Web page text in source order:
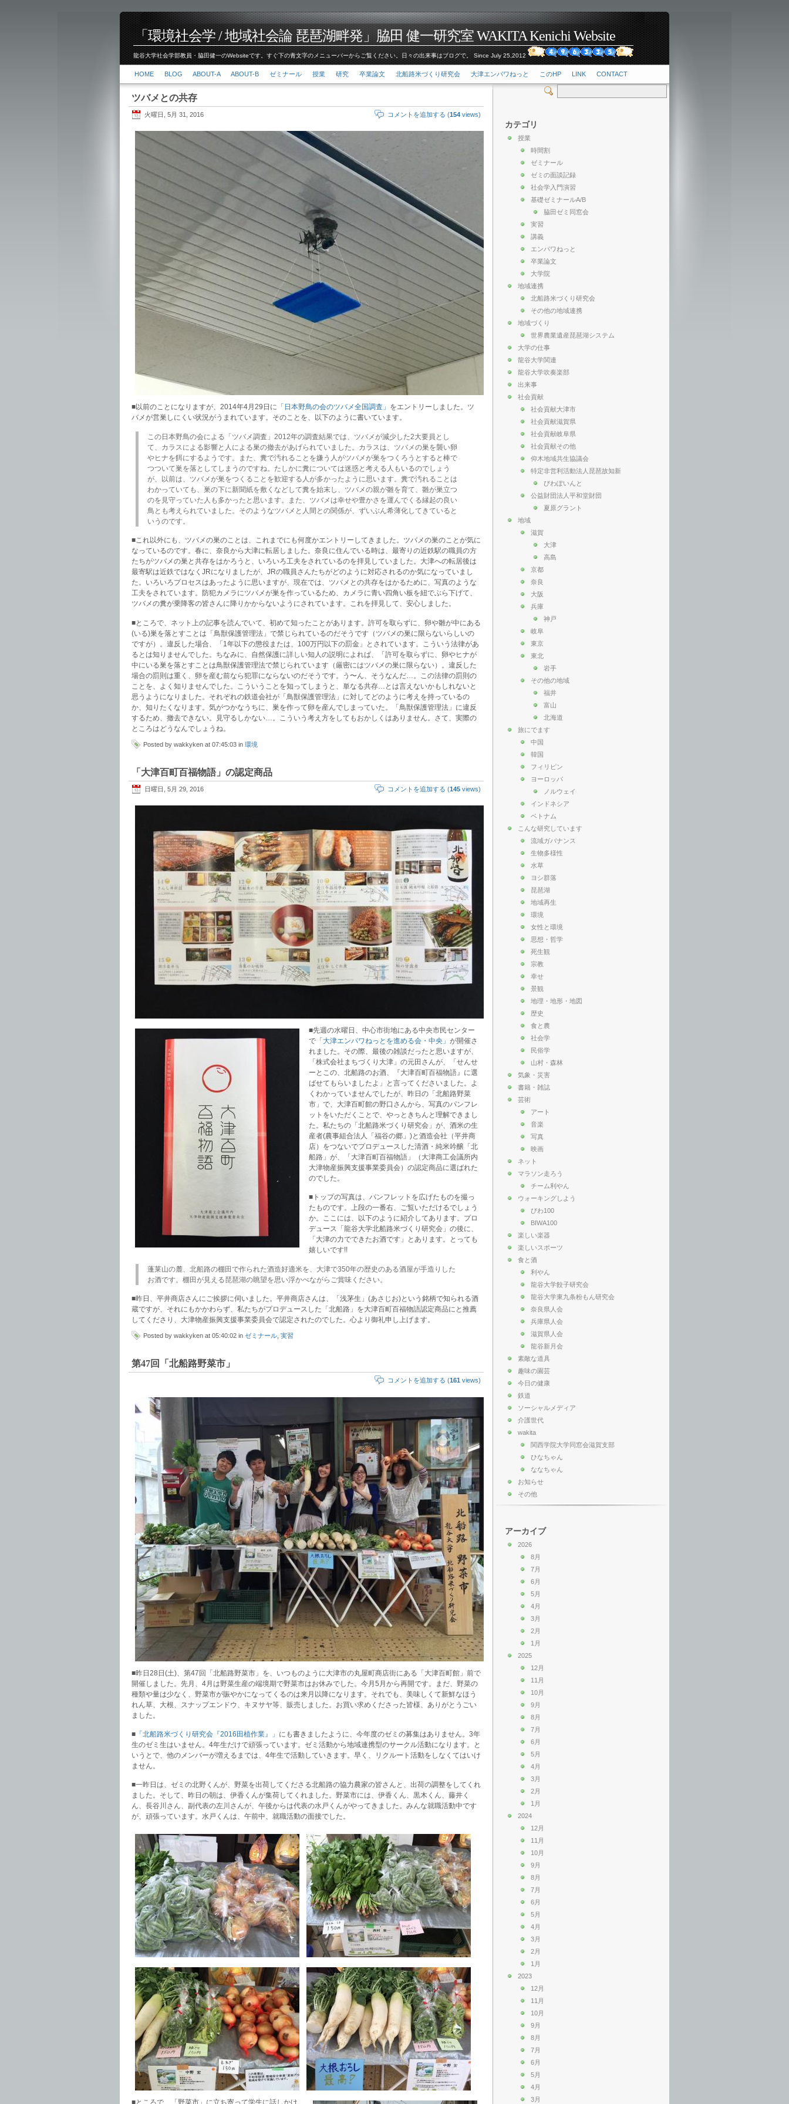
「環境社会学 / 地域社会論 琵琶湖畔発」脇田 健一研究室 WAKITA Kenichi Website
龍谷大学社会学部教員・脇田健一のWebsiteです。すぐ下の青文字のメニューバーからご覧ください。日々の出来事はブログで。 Since July 25,2012
HOME BLOG ABOUT-A ABOUT-B ゼミナール 授業 研究 卒業論文 北船路米づくり研究会 大津エンパワねっと このHP LINK CONTACT
ツバメとの共存
火曜日, 5月 31, 2016 コメントを追加する (154 views)
■以前のことになりますが、2014年4月29日に 「日本野鳥の会のツバメ全国調査」 をエントリーしました。ツ
バメが営巣しにくい状況がうまれています。そのことを、以下のように書いています。
この日本野鳥の会による「ツバメ調査」2012年の調査結果では、ツバメが減少した2大要員とし
て、カラスによる影響と人による巣の撤去があげられていました。カラスは、ツバメの巣を襲い卵
やヒナを餌にするようです。また、糞で汚れることを嫌う人がツバメが巣をつくろうとすると棒で
つついて巣を落としてしまうのですね。たしかに糞については迷惑と考える人もいるのでしょう
が、以前は、ツバメが巣をつくることを歓迎する人が多かったように思います。糞で汚れることは
わかっていても、巣の下に新聞紙を敷くなどして糞を始末し、ツバメの親が雛を育て、雛が巣立つ
のを見守っていた人も多かったと思います。また、ツバメは幸せや豊かさを運んでくる縁起の良い
鳥とも考えられていました。そのようなツバメと人間との関係が、ずいぶん希薄化してきていると
いうのです。
■これ以外にも、ツバメの巣のことは、これまでにも何度かエントリーしてきました。ツバメの巣のことが気に
なっているのです。春に、奈良から大津に転居しました。奈良に住んでいる時は、最寄りの近鉄駅の職員の方
たちがツバメの巣と共存をはかろうと、いろいろ工夫をされているのを拝見していました。大津への転居後は
最寄駅は近鉄ではなくJRになりましたが、JRの職員さんたちがどのように対応されるのか気になっていまし
た。いろいろプロセスはあったように思いますが、現在では、ツバメとの共存をはかるために、写真のような
工夫をされています。防犯カメラにツバメが巣を作っているため、カメラに青い四角い板を紐でぶら下げて、
ツバメの糞が乗降客の皆さんに降りかからないようにされています。これを拝見して、安心しました。
■ところで、ネット上の記事を読んでいて、初めて知ったことがあります。許可を取らずに、卵や雛が中にある
(いる)巣を落とすことは「鳥獣保護管理法」で禁じられているのだそうです（ツバメの巣に限らないらしいの
ですが）。違反した場合、「1年以下の懲役または、100万円以下の罰金」とされています。こういう法律があ
るとは知りませんでした。ちなみに、自然保護に詳しい知人の説明によれば、「許可を取らずに、卵やヒナが
中にいる巣を落とすことは鳥獣保護管理法で禁じられています（厳密にはツバメの巣に限らない）。違反した
場合の罰則は重く、卵を産む前なら犯罪にならないのだそうです。う〜ん、そうなんだ…。この法律の罰則の
ことを、よく知りませんでした。こういうことを知ってしまうと、単なる共存…とは言えないかもしれないと
思うようになりました。それぞれの鉄道会社が「鳥獣保護管理法」に対してどのように考えを持っているの
か、知りたくなります。気がつかなうちに、巣を作って卵を産んでしまっていた。「鳥獣保護管理法」に違反
するため、撤去できない。見守るしかない…。こういう考え方をしてもおかしくはありません。さて、実際の
ところはどうなんでしょうね。
Posted by wakkyken at 07:45:03 in 環境
「大津百町百福物語」の認定商品
日曜日, 5月 29, 2016 コメントを追加する (145 views)
■先週の水曜日、中心市街地にある中央市民センター
で 「大津エンパワねっとを進める会・中央」 が開催さ
れました。その際、最後の雑談だったと思いますが、
「株式会社まちづくり大津」の元田さんが、「せんせ
ーとこの、北船路のお酒、『大津百町百福物語』に選
ばせてもらいましたよ」と言ってくださいました。よ
くわかっていませんでしたが、昨日の「北船路野菜
市」で、大津百町館の野口さんから、写真のパンフレ
ットをいただくことで、やっときちんと理解できまし
た。私たちの「北船路米づくり研究会」が、酒米の生
産者(農事組合法人「福谷の郷」)と酒造会社（平井商
店）をつないでプロデュースした清酒・純米吟醸「北
船路」が、「大津百町百福物語」（大津商工会議所内
大津物産振興支援事業委員会）の認定商品に選ばれた
のでした。
■トップの写真は、パンフレットを広げたものを撮っ
たものです。上段の一番右、ご覧いただけるでしょう
か。ここには、以下のように紹介してあります。プロ
デュース「龍谷大学北船路米づくり研究会」の後に、
「大津の力でできたお酒です」とあります。とっても
嬉しいです!!
蓬莱山の麓、北船路の棚田で作られた酒造好適米を、大津で350年の歴史のある酒屋が手造りした
お酒です。棚田が見える琵琶湖の眺望を思い浮かべながらご賞味ください。
■昨日、平井商店さんにご挨拶に伺いました。平井商店さんは、「浅茅生」(あさじお)という銘柄で知られる酒
蔵ですが、それにもかかわらず、私たちがプロデュースした「北船路」を大津百町百福物語認定商品にと推薦
してくださり、大津物産振興支援事業委員会で認定されたのでした。心より御礼申し上げます。
Posted by wakkyken at 05:40:02 in ゼミナール 実習
第47回「北船路野菜市」
コメントを追加する (161 views)
■昨日28日(土)、第47回「北船路野菜市」を、いつものように大津市の丸屋町商店街にある「大津百町館」前で
開催しました。先月、4月は野菜生産の端境期で野菜市はお休みでした。今月5月から再開です。まだ、野菜の
種類や量は少なく、野菜市が賑やかになってくるのは来月以降になります。それでも、美味しくて新鮮なほう
れん草、大根、スナップエンドウ、キヌサヤ等、販売しました。お買い求めくださった皆様、ありがとうごい
ました。
■ 「北船路米づくり研究会『2016田植作業』」 にも書きましたように、今年度のゼミの募集はありません。3年
生のゼミ生はいません。4年生だけで頑張っています。ゼミ活動から地域連携型のサークル活動になります。と
いうとで、他のメンバーが増えるまでは、4年生で活動していきます。早く、リクルート活動をしなくてはいけ
ません。
■一昨日は、ゼミの北野くんが、野菜を出荷してくださる北船路の協力農家の皆さんと、出荷の調整をしてくれ
ました。そして、昨日の朝は、伊香くんが集荷してくれました。野菜市には、伊香くん、黒木くん、藤井く
ん、長谷川さん、副代表の左川さんが、午後からは代表の水戸くんがやってきました。みんな就職活動中です
が、頑張っています。水戸くんは、午前中、就職活動の面接でした。
■ところで、「野菜市」に立ち寄って学生に話しかけ
カテゴリ
授業
時間割
ゼミナール
ゼミの面談記録
社会学入門演習
基礎ゼミナールA/B
脇田ゼミ同窓会
実習
講義
エンパワねっと
卒業論文
大学院
地域連携
北船路米づくり研究会
その他の地域連携
地域づくり
世界農業遺産琵琶湖システム
大学の仕事
龍谷大学関連
龍谷大学吹奏楽部
出来事
社会貢献
社会貢献大津市
社会貢献滋賀県
社会貢献岐阜県
社会貢献その他
仰木地域共生協議会
特定非営利活動法人琵琶故知新
びわぽいんと
公益財団法人平和堂財団
夏原グラント
地域
滋賀
大津
高島
京都
奈良
大阪
兵庫
神戸
岐阜
東京
東北
岩手
その他の地域
福井
富山
北海道
旅にでます
中国
韓国
フィリピン
ヨーロッパ
ノルウェイ
インドネシア
ベトナム
こんな研究しています
流域ガバナンス
生物多様性
水草
ヨシ群落
琵琶湖
地域再生
環境
女性と環境
思想・哲学
死生観
宗教
幸せ
景観
地理・地形・地図
歴史
食と農
社会学
民俗学
山村・森林
気象・災害
書籍・雑誌
芸術
アート
音楽
写真
映画
ネット
マラソン走ろう
チーム利やん
ウォーキングしよう
びわ100
BIWA100
楽しい楽器
楽しいスポーツ
食と酒
利やん
龍谷大学餃子研究会
龍谷大学東九条粉もん研究会
奈良県人会
兵庫県人会
滋賀県人会
龍谷新月会
素敵な道具
趣味の園芸
今日の健康
鉄道
ソーシャルメディア
介護世代
wakita
関西学院大学同窓会滋賀支部
ひなちゃん
ななちゃん
お知らせ
その他
アーカイブ
2026
8月
7月
6月
5月
4月
3月
2月
1月
2025
12月
11月
10月
9月
8月
7月
6月
5月
4月
3月
2月
1月
2024
12月
11月
10月
9月
8月
7月
6月
5月
4月
3月
2月
1月
2023
12月
11月
10月
9月
8月
7月
6月
5月
4月
3月